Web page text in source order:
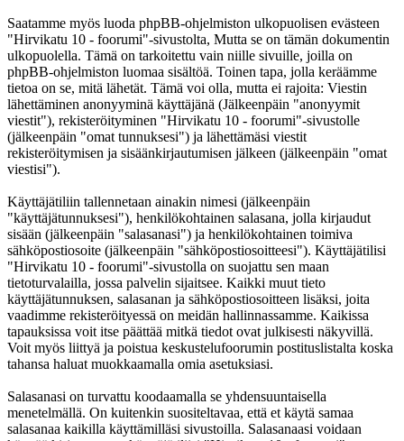
Saatamme myös luoda phpBB-ohjelmiston ulkopuolisen evästeen
"Hirvikatu 10 - foorumi"-sivustolta, Mutta se on tämän dokumentin
ulkopuolella. Tämä on tarkoitettu vain niille sivuille, joilla on
phpBB-ohjelmiston luomaa sisältöä. Toinen tapa, jolla keräämme
tietoa on se, mitä lähetät. Tämä voi olla, mutta ei rajoita: Viestin
lähettäminen anonyyminä käyttäjänä (Jälkeenpäin "anonyymit
viestit"), rekisteröityminen "Hirvikatu 10 - foorumi"-sivustolle
(jälkeenpäin "omat tunnuksesi") ja lähettämäsi viestit
rekisteröitymisen ja sisäänkirjautumisen jälkeen (jälkeenpäin "omat
viestisi").
Käyttäjätiliin tallennetaan ainakin nimesi (jälkeenpäin
"käyttäjätunnuksesi"), henkilökohtainen salasana, jolla kirjaudut
sisään (jälkeenpäin "salasanasi") ja henkilökohtainen toimiva
sähköpostiosoite (jälkeenpäin "sähköpostiosoitteesi"). Käyttäjätilisi
"Hirvikatu 10 - foorumi"-sivustolla on suojattu sen maan
tietoturvalailla, jossa palvelin sijaitsee. Kaikki muut tieto
käyttäjätunnuksen, salasanan ja sähköpostiosoitteen lisäksi, joita
vaadimme rekisteröityessä on meidän hallinnassamme. Kaikissa
tapauksissa voit itse päättää mitkä tiedot ovat julkisesti näkyvillä.
Voit myös liittyä ja poistua keskustelufoorumin postituslistalta koska
tahansa haluat muokkaamalla omia asetuksiasi.
Salasanasi on turvattu koodaamalla se yhdensuuntaisella
menetelmällä. On kuitenkin suositeltavaa, että et käytä samaa
salasanaa kaikilla käyttämilläsi sivustoilla. Salasanaasi voidaan